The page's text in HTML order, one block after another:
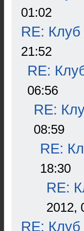
01:02
RE:
21:52
RE:
06:56
RE:
08:59
RE:
18:30
RE:
2012,
RE: